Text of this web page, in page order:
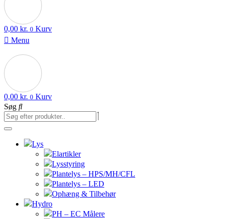
0,00 kr. 0 Kurv
Menu
0,00 kr. 0 Kurv
Søg
Lys
Elartikler
Lysstyring
Plantelys – HPS/MH/CFL
Plantelys – LED
Ophæng & Tilbehør
Hydro
PH – EC Målere